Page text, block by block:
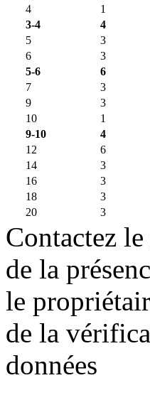
4
1
3-4
4
5
3
6
3
5-6
6
7
3
9
3
10
1
9-10
4
12
6
14
3
16
3
18
3
20
3
Contactez
de la
le
de la
données